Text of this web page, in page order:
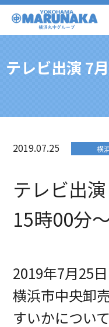
テレビ出演 7
2019.07.25 横
テレビ出演
15時00分
2019年7月25
横浜市中央卸
すいかについ